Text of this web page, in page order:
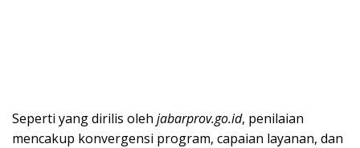
Seperti yang dirilis oleh jabarprov.go.id, penilaian
mencakup konvergensi program, capaian layanan, dan